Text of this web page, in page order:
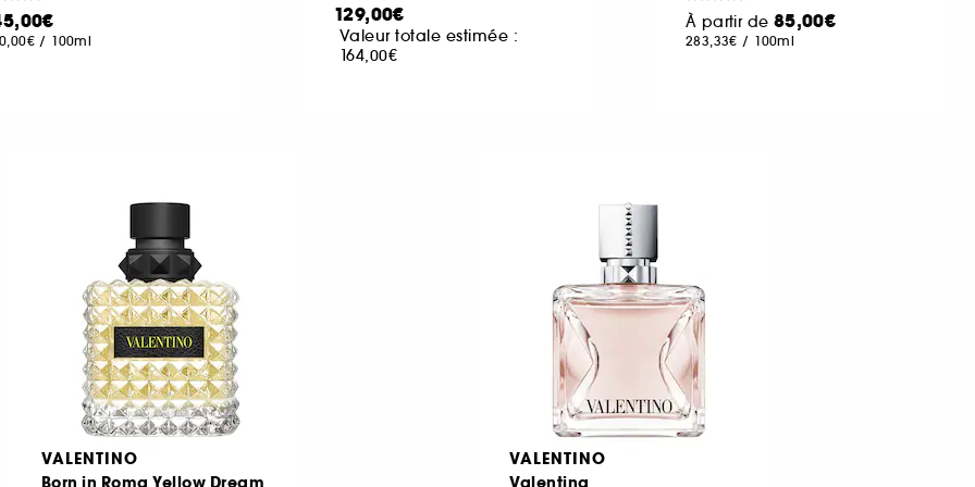
/ 100ml
129,00€
Valeur totale estimée :
164,00€
À partir de 85,00€
283,33€ / 100ml
VALENTINO
Born in Roma Yellow Dream
VALENTINO
Valentina